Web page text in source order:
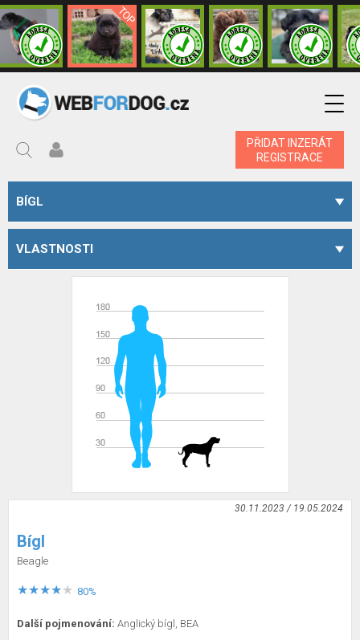
PŘIDAT INZERÁT
REGISTRACE
BÍGL
VLASTNOSTI
30.11.2023 / 19.05.2024
Bígl
Beagle
80%
Další pojmenování: Anglický bígl, BEA